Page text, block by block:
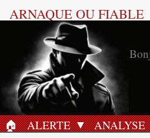
ARNAQUE OU FIABLE
ACCUEIL
🏠︎ ALERTE ANALYSE